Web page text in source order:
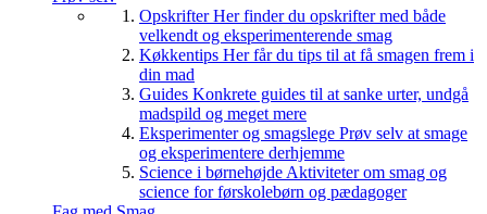
OpskrifterHer finder du opskrifter med både
velkendt og eksperimenterende smag
Køkkentips Her får du tips til at få smagen frem i
din mad
Guides Konkrete guides til at sanke urter, undgå
madspild og meget mere
Eksperimenter og smagslege Prøv selv at smage
og eksperimentere derhjemme
Science i børnehøjde Aktiviteter om smag og
science for førskolebørn og pædagoger